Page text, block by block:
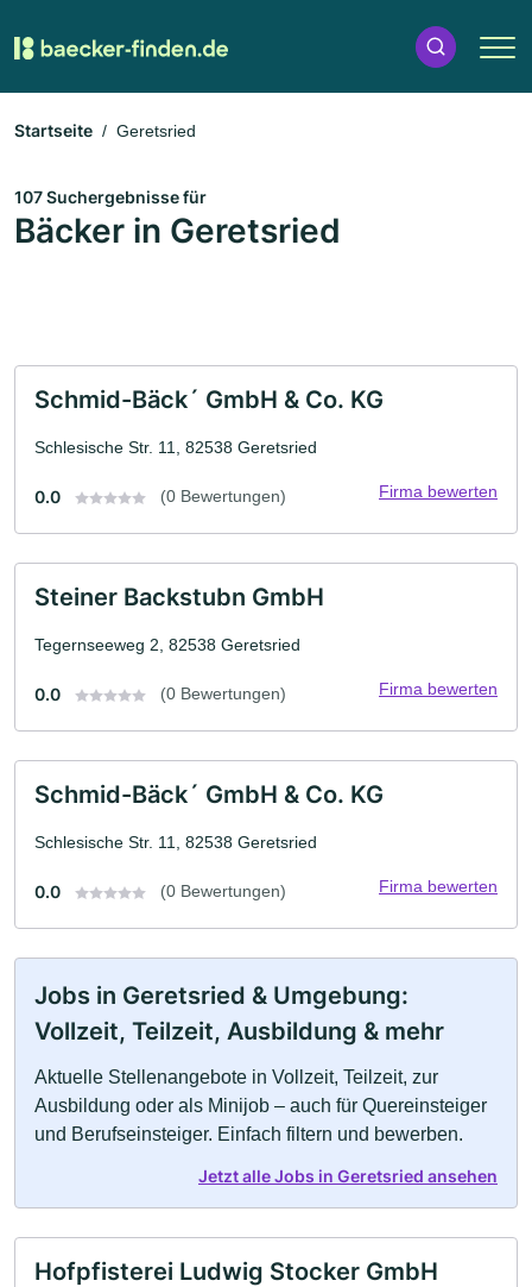
Startseite Geretsried
107 Suchergebnisse für
Bäcker in Geretsried
Schmid-Bäck´ GmbH & Co. KG
Schlesische Str. 11, 82538 Geretsried
0.0 (0 Bewertungen) Firma bewerten
Steiner Backstubn GmbH
Tegernseeweg 2, 82538 Geretsried
0.0 (0 Bewertungen) Firma bewerten
Schmid-Bäck´ GmbH & Co. KG
Schlesische Str. 11, 82538 Geretsried
0.0 (0 Bewertungen) Firma bewerten
Jobs in Geretsried & Umgebung:
Vollzeit, Teilzeit, Ausbildung & mehr
Aktuelle Stellenangebote in Vollzeit, Teilzeit, zur
Ausbildung oder als Minijob – auch für Quereinsteiger
und Berufseinsteiger. Einfach filtern und bewerben.
Jetzt alle Jobs in Geretsried ansehen
Hofpfisterei Ludwig Stocker GmbH